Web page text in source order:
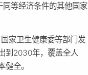
等经济条件的其他国家
家卫生健康委等部门发
到2030年，覆盖全人
全。